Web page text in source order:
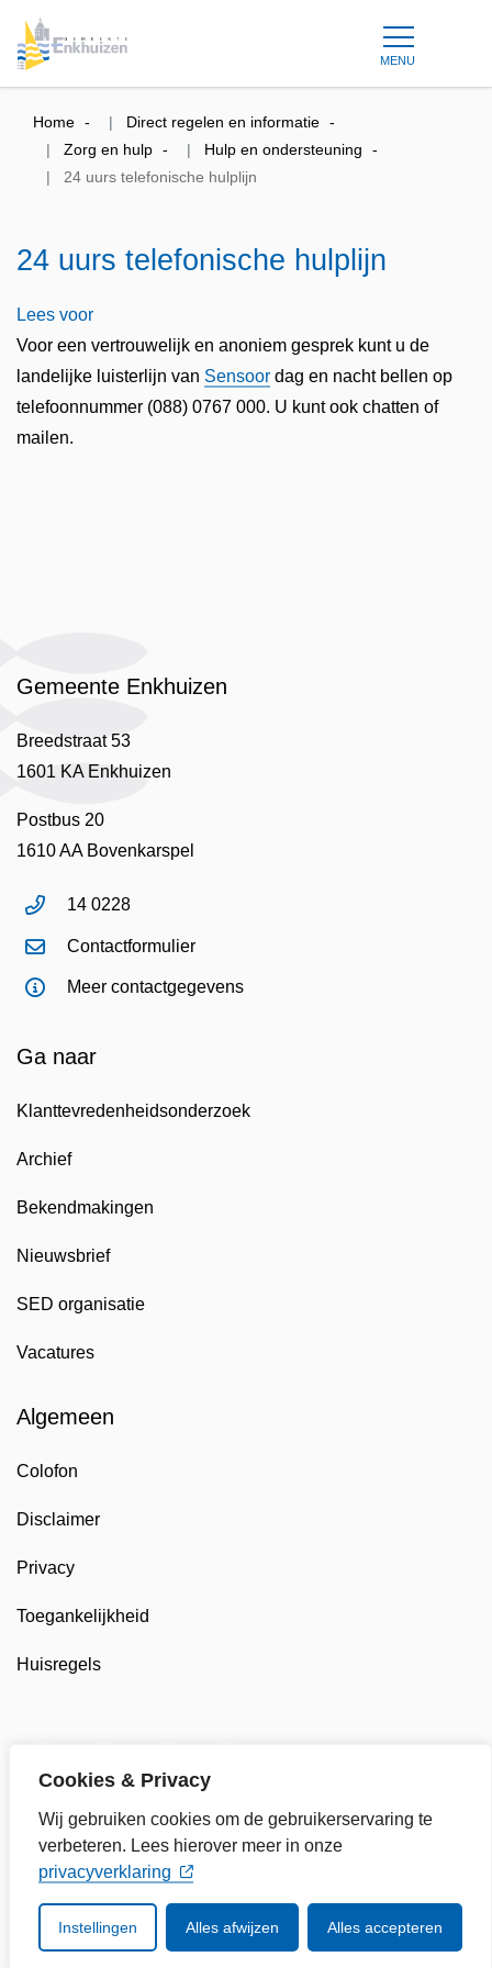
Cookies & Privacy
Wij gebruiken cookies om de gebruikerservaring te
verbeteren. Lees hierover meer in onze
privacyverklaring
Instellingen Alles afwijzen Alles accepteren
MENU
Home
Direct regelen en informatie
Zorg en hulp
Hulp en ondersteuning
24 uurs telefonische hulplijn
24 uurs telefonische hulplijn
Lees voor
Voor een vertrouwelijk en anoniem gesprek kunt u de
landelijke luisterlijn van Sensoor dag en nacht bellen op
telefoonnummer (088) 0767 000. U kunt ook chatten of
mailen.
Gemeente Enkhuizen
Breedstraat 53
1601 KA Enkhuizen
Postbus 20
1610 AA Bovenkarspel
14 0228
Contactformulier
Meer contactgegevens
Ga naar
Klanttevredenheidsonderzoek
Archief
Bekendmakingen
Nieuwsbrief
SED organisatie
Vacatures
Algemeen
Colofon
Disclaimer
Privacy
Toegankelijkheid
Huisregels